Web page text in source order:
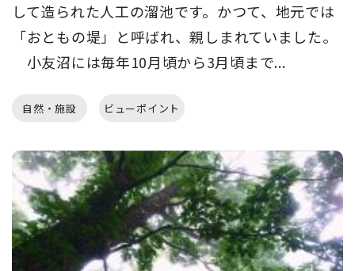
して造られた人工の溜池です。かつて、地元では
「おともの堤」と呼ばれ、親しまれていました。
小友沼には毎年10月頃から3月頃まで...
自然・施設 ビューポイント